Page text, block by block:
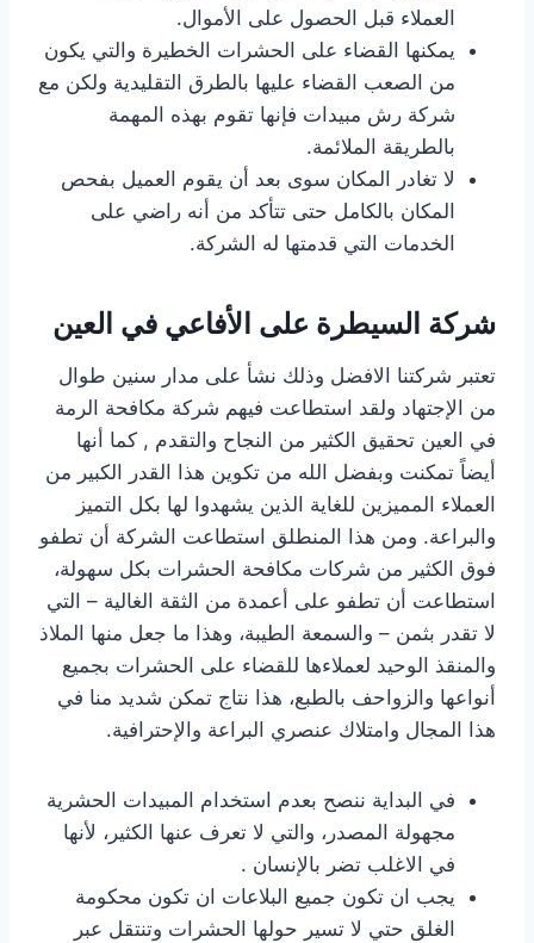
العملاء قبل الحصول على الأموال.
يمكنها القضاء على الحشرات الخطيرة والتي يكون
من الصعب القضاء عليها بالطرق التقليدية ولكن مع
شركة رش مبيدات فإنها تقوم بهذه المهمة
بالطريقة الملائمة.
لا تغادر المكان سوى بعد أن يقوم العميل بفحص
المكان بالكامل حتى تتأكد من أنه راضي على
الخدمات التي قدمتها له الشركة.
شركة السيطرة على الأفاعي في العين
تعتبر شركتنا الافضل وذلك نشأ على مدار سنين طوال
من الإجتهاد ولقد استطاعت فيهم شركة مكافحة الرمة
في العين تحقيق الكثير من النجاح والتقدم , كما أنها
أيضاً تمكنت وبفضل الله من تكوين هذا القدر الكبير من
العملاء المميزين للغاية الذين يشهدوا لها بكل التميز
والبراعة. ومن هذا المنطلق استطاعت الشركة أن تطفو
فوق الكثير من شركات مكافحة الحشرات بكل سهولة،
استطاعت أن تطفو على أعمدة من الثقة الغالية – التي
لا تقدر بثمن – والسمعة الطيبة، وهذا ما جعل منها الملاذ
والمنقذ الوحيد لعملاءها للقضاء على الحشرات بجميع
أنواعها والزواحف بالطبع، هذا نتاج تمكن شديد منا في
هذا المجال وامتلاك عنصري البراعة والإحترافية.
في البداية ننصح بعدم استخدام المبيدات الحشرية
مجهولة المصدر، والتي لا تعرف عنها الكثير، لأنها
في الاغلب تضر بالإنسان .
يجب ان تكون جميع البلاعات ان تكون محكومة
الغلق حتي لا تسير حولها الحشرات وتنتقل عبر